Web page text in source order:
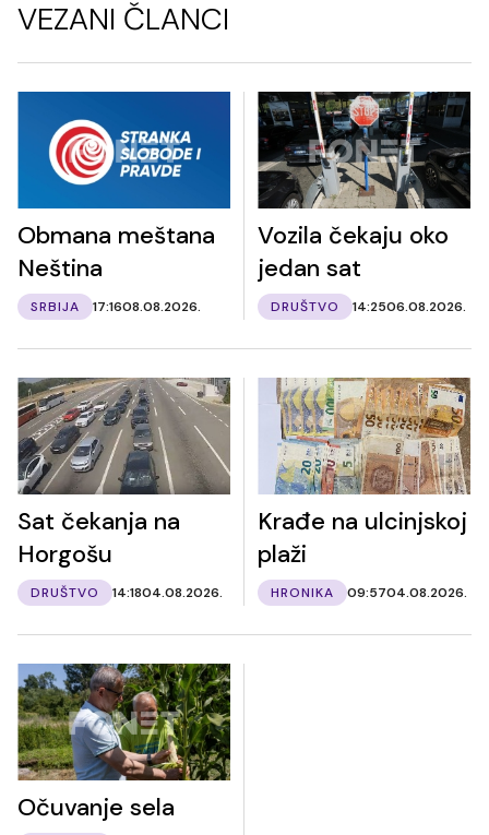
VEZANI ČLANCI
Obmana meštana
Neština
SRBIJA 17:1608.08.2026.
Vozila čekaju oko
jedan sat
DRUŠTVO 14:2506.08.2026.
Sat čekanja na
Horgošu
DRUŠTVO 14:1804.08.2026.
Krađe na ulcinjskoj
plaži
HRONIKA 09:5704.08.2026.
Očuvanje sela